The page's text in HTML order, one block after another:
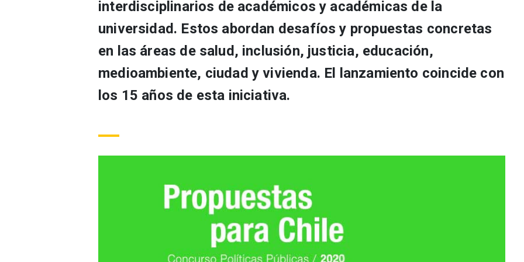
interdisciplinarios de académicos y académicas de la
universidad. Estos abordan desafíos y propuestas concretas
en las áreas de salud, inclusión, justicia, educación,
medioambiente, ciudad y vivienda. El lanzamiento coincide con
los 15 años de esta iniciativa.